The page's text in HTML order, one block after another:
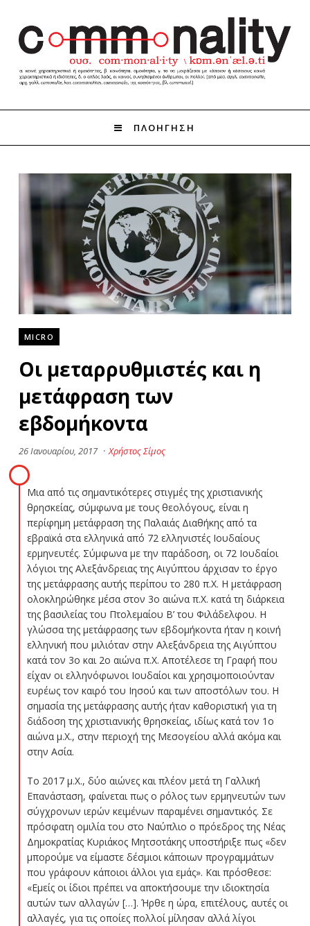
ΠΛΟΗΓΗΣΗ
MICRO
Οι μεταρρυθμιστές και η
μετάφραση των
εβδομήκοντα
26 Ιανουαρίου, 2017 · Χρήστος Σίμος
Μια από τις σημαντικότερες στιγμές της χριστιανικής
θρησκείας, σύμφωνα με τους θεολόγους, είναι η
περίφημη μετάφραση της Παλαιάς Διαθήκης από τα
εβραϊκά στα ελληνικά από 72 ελληνιστές Ιουδαίους
ερμηνευτές. Σύμφωνα με την παράδοση, οι 72 Ιουδαίοι
λόγιοι της Αλεξάνδρειας της Αιγύπτου άρχισαν το έργο
της μετάφρασης αυτής περίπου το 280 π.Χ. Η μετάφραση
ολοκληρώθηκε μέσα στον 3ο αιώνα π.Χ. κατά τη διάρκεια
της βασιλείας του Πτολεμαίου Β’ του Φιλάδελφου. Η
γλώσσα της μετάφρασης των εβδομήκοντα ήταν η κοινή
ελληνική που μιλιόταν στην Αλεξάνδρεια της Αιγύπτου
κατά τον 3ο και 2ο αιώνα π.Χ. Αποτέλεσε τη Γραφή που
είχαν οι ελληνόφωνοι Ιουδαίοι και χρησιμοποιούνταν
ευρέως τον καιρό του Ιησού και των αποστόλων του. Η
σημασία της μετάφρασης αυτής ήταν καθοριστική για τη
διάδοση της χριστιανικής θρησκείας, ιδίως κατά τον 1ο
αιώνα μ.Χ., στην περιοχή της Μεσογείου αλλά ακόμα και
στην Ασία.
Το 2017 μ.Χ., δύο αιώνες και πλέον μετά τη Γαλλική
Επανάσταση, φαίνεται πως ο ρόλος των ερμηνευτών των
σύγχρονων ιερών κειμένων παραμένει σημαντικός. Σε
πρόσφατη ομιλία του στο Ναύπλιο ο πρόεδρος της Νέας
Δημοκρατίας Κυριάκος Μητσοτάκης υποστήριξε πως «δεν
μπορούμε να είμαστε δέσμιοι κάποιων προγραμμάτων
που γράφουν κάποιοι άλλοι για εμάς». Και πρόσθεσε:
«Εμείς οι ίδιοι πρέπει να αποκτήσουμε την ιδιοκτησία
αυτών των αλλαγών […]. Ήρθε η ώρα, επιτέλους, αυτές οι
αλλαγές, για τις οποίες πολλοί μίλησαν αλλά λίγοι